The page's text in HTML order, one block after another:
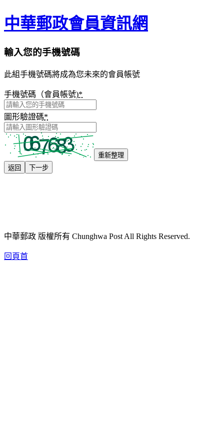
中華郵政會員資訊網
輸入您的手機號碼
此組手機號碼將成為您未來的會員帳號
手機號碼（會員帳號)*
圖形驗證碼*
重新整理
返回
下一步
中華郵政 版權所有 Chunghwa Post All Rights Reserved.
回頁首